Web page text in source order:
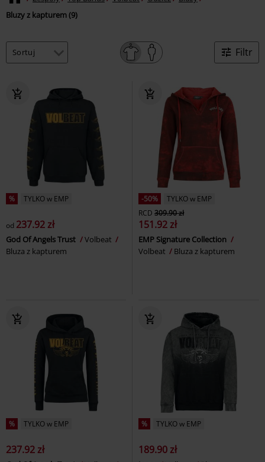
Bluzy z kapturem (9)
Filtr
% TYLKO w EMP
od 237.92 zł
God Of Angels Trust
Volbeat
Bluza z kapturem
-50%
TYLKO w EMP
RCD 309.90 zł
151.92 zł
EMP Signature Collection
Volbeat
Bluza z kapturem
% TYLKO w EMP
237.92 zł
% TYLKO w EMP
189.90 zł